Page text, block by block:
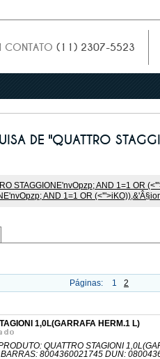
CONTATO (11) 2307-5523
DE "QUATTRO
STAGGIONE'nvOpzp; AND 1=1 OR
AND 1=1 OR
Páginas: 1 2
1,0L(GARRAFA HERM.1 L)
QUATTRO STAGIONI
8004360021745 DUN: